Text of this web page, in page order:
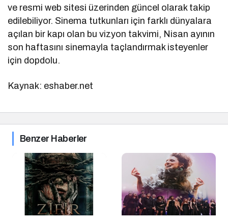
ve resmi web sitesi üzerinden güncel olarak takip
edilebiliyor. Sinema tutkunları için farklı dünyalara
açılan bir kapı olan bu vizyon takvimi, Nisan ayının
son haftasını sinemayla taçlandırmak isteyenler
için dopdolu.
Kaynak: eshaber.net
Benzer Haberler